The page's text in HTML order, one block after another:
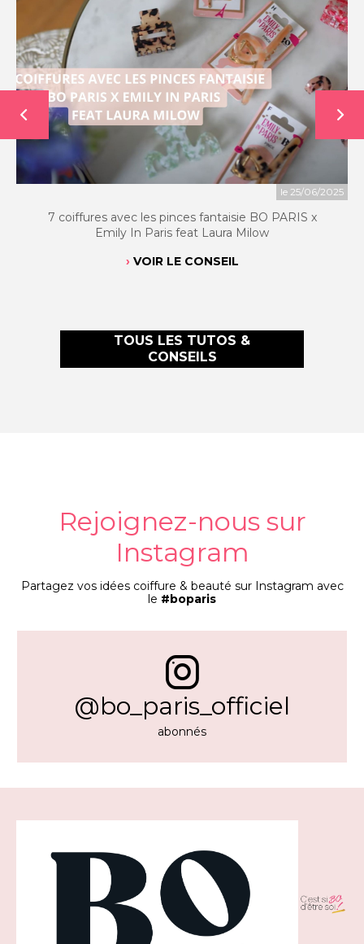
le 25/06/2025
7 coiffures avec les pinces fantaisie BO PARIS x
Emily In Paris feat Laura Milow
VOIR LE CONSEIL
TOUS LES TUTOS &
CONSEILS
Rejoignez-nous sur
Instagram
Partagez vos idées coiffure & beauté sur Instagram avec
le #boparis
@bo_paris_officiel
abonnés